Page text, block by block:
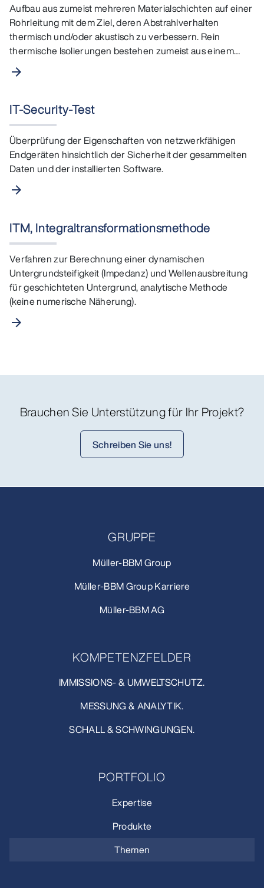
Aufbau aus zumeist mehreren Materialschichten auf einer
Rohrleitung mit dem Ziel, deren Abstrahlverhalten
thermisch und/oder akustisch zu verbessern. Rein
thermische Isolierungen bestehen zumeist aus einem
Isolator…
arrow_forward
IT-Security-Test
Überprüfung der Eigenschaften von netzwerkfähigen
Endgeräten hinsichtlich der Sicherheit der gesammelten
Daten und der installierten Software.
arrow_forward
ITM, Integraltransformationsmethode
Verfahren zur Berechnung einer dynamischen
Untergrundsteifigkeit (Impedanz) und Wellenausbreitung
für geschichteten Untergrund, analytische Methode
(keine numerische Näherung).
arrow_forward
Brauchen Sie Unterstützung für Ihr Projekt?
Schreiben Sie uns!
GRUPPE
Müller-BBM Group
Müller-BBM Group Karriere
Müller-BBM AG
KOMPETENZFELDER
IMMISSIONS- & UMWELTSCHUTZ.
MESSUNG & ANALYTIK.
SCHALL & SCHWINGUNGEN.
PORTFOLIO
Expertise
Produkte
Themen